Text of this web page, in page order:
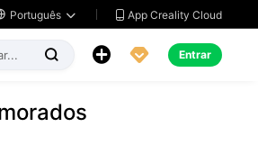
Português   App Creality Cloud
   Entrar